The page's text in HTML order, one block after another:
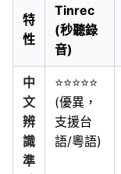
特
性
Tinrec
(秒聽錄
音)
中
文
辨
識
準
⭐⭐⭐⭐⭐
(優異，
支援台
語/粵語)